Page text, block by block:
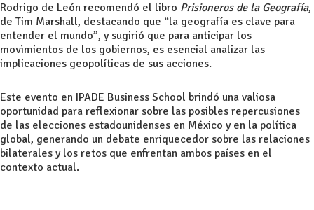
Rodrigo de León recomendó el libro Prisioneros de la Geografía,
de Tim Marshall, destacando que “la geografía es clave para
entender el mundo”, y sugirió que para anticipar los
movimientos de los gobiernos, es esencial analizar las
implicaciones geopolíticas de sus acciones.
Este evento en IPADE Business School brindó una valiosa
oportunidad para reflexionar sobre las posibles repercusiones
de las elecciones estadounidenses en México y en la política
global, generando un debate enriquecedor sobre las relaciones
bilaterales y los retos que enfrentan ambos países en el
contexto actual.